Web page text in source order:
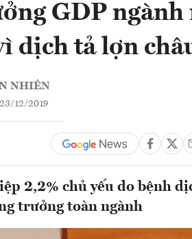
GDP ngành
dịch tả lợn
NHIÊN
12/2019
2,2% chủ yếu do bệnh
trưởng toàn ngành